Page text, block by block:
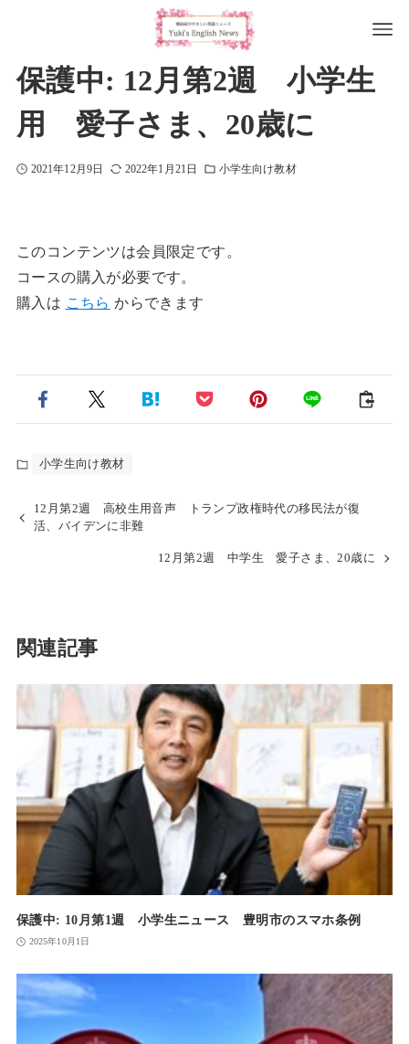
保護中: 12月第2週 小学生
用 愛子さま、20歳に
2021年12月9日 2022年1月21日 小学生向け教材
このコンテンツは会員限定です。
コースの購入が必要です。
購入は こちら からできます
小学生向け教材
12月第2週 高校生用音声 トランプ政権時代の移民法が復
活、バイデンに非難
12月第2週 中学生 愛子さま、20歳に
関連記事
保護中: 10月第1週 小学生ニュース 豊明市のスマホ条例
2025年10月1日